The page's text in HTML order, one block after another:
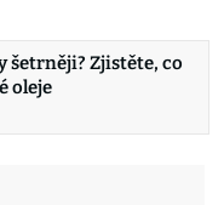
šetrněji? Zjistěte, co
oleje